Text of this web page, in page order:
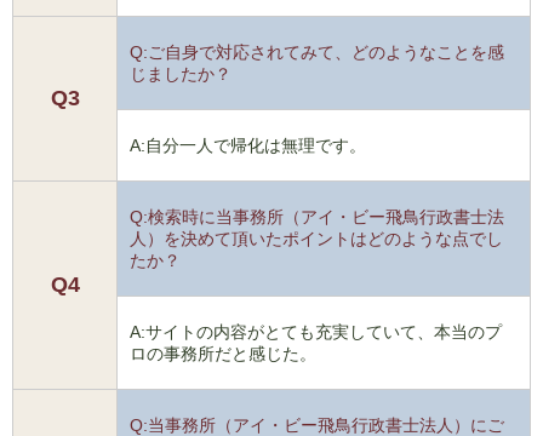
Q3
Q:ご自身で対応されてみて、どのようなことを感
じましたか？
A:自分一人で帰化は無理です。
Q4
Q:検索時に当事務所（アイ・ビー飛鳥行政書士法
人）を決めて頂いたポイントはどのような点でし
たか？
A:サイトの内容がとても充実していて、本当のプ
ロの事務所だと感じた。
Q:当事務所（アイ・ビー飛鳥行政書士法人）にご